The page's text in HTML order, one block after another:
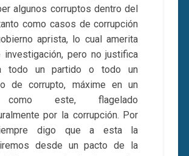
algunos corruptos dentro del
como casos de corrupción
aprista, lo cual amerita
investigación, pero no justifica
todo un partido o todo un
de corrupto, máxime en un
este, flagelado
por la corrupción. Por
digo que a esta la
desde un pacto de la